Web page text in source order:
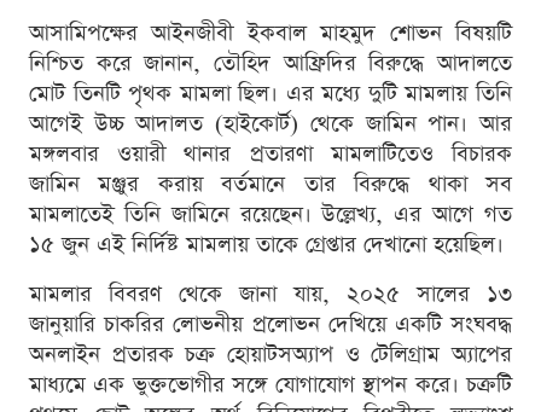
আসামিপক্ষের আইনজীবী ইকবাল মাহমুদ শোভন বিষয়টি
নিশ্চিত করে জানান, তৌহিদ আফ্রিদির বিরুদ্ধে আদালতে
মোট তিনটি পৃথক মামলা ছিল। এর মধ্যে দুটি মামলায় তিনি
আগেই উচ্চ আদালত (হাইকোর্ট) থেকে জামিন পান। আর
মঙ্গলবার ওয়ারী থানার প্রতারণা মামলাটিতেও বিচারক
জামিন মঞ্জুর করায় বর্তমানে তার বিরুদ্ধে থাকা সব
মামলাতেই তিনি জামিনে রয়েছেন। উল্লেখ্য, এর আগে গত
১৫ জুন এই নির্দিষ্ট মামলায় তাকে গ্রেপ্তার দেখানো হয়েছিল।
মামলার বিবরণ থেকে জানা যায়, ২০২৫ সালের ১৩
জানুয়ারি চাকরির লোভনীয় প্রলোভন দেখিয়ে একটি সংঘবদ্ধ
অনলাইন প্রতারক চক্র হোয়াটসঅ্যাপ ও টেলিগ্রাম অ্যাপের
মাধ্যমে এক ভুক্তভোগীর সঙ্গে যোগাযোগ স্থাপন করে। চক্রটি